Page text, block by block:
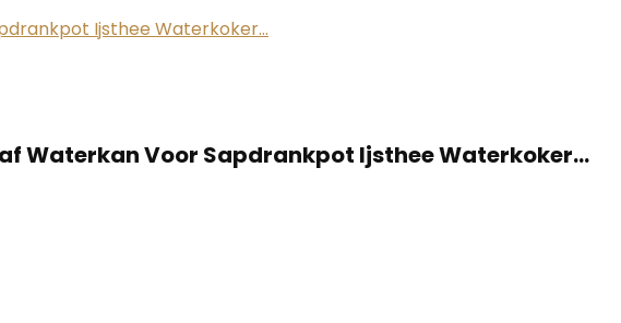
Waterkan Voor Sapdrankpot Ijsthee Waterkoker…